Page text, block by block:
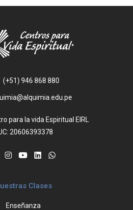
(+51) 946 868 880
para la vida Espiritual EIRL
20606393378
Clases
Enseñanza